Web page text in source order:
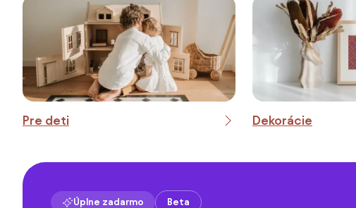
Pre deti Dekorácie
Úplne zadarmo Beta